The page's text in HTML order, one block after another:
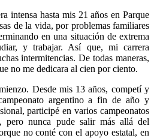
intensa hasta mis 21 años en Parque
de la vida, por problemas familiares
en una situación de extrema
y trabajar. Así que, mi carrera
intermitencias. De todas maneras,
no me dedicara al cien por ciento.
Desde mis 13 años, competí y
argentino a fin de año y
participé en varios campeonatos
pero nunca pude salir más allá del
no conté con el apoyo estatal, en